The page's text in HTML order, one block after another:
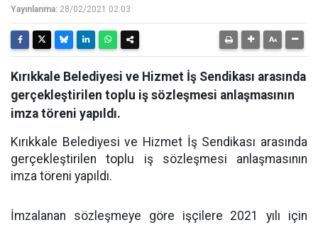
Yayınlanma: 28/02/2021 02:03
Kırıkkale Belediyesi ve Hizmet İş Sendikası arasında
gerçekleştirilen toplu iş sözleşmesi anlaşmasının
imza töreni yapıldı.
Kırıkkale Belediyesi ve Hizmet İş Sendikası arasında
gerçekleştirilen toplu iş sözleşmesi anlaşmasının
imza töreni yapıldı.
İmzalanan sözleşmeye göre işçilere 2021 yılı için